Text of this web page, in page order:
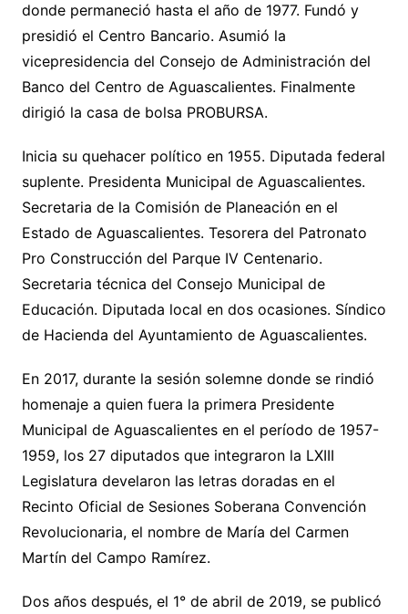
donde permaneció hasta el año de 1977. Fundó y
presidió el Centro Bancario. Asumió la
vicepresidencia del Consejo de Administración del
Banco del Centro de Aguascalientes. Finalmente
dirigió la casa de bolsa PROBURSA.
Inicia su quehacer político en 1955. Diputada federal
suplente. Presidenta Municipal de Aguascalientes.
Secretaria de la Comisión de Planeación en el
Estado de Aguascalientes. Tesorera del Patronato
Pro Construcción del Parque IV Centenario.
Secretaria técnica del Consejo Municipal de
Educación. Diputada local en dos ocasiones. Síndico
de Hacienda del Ayuntamiento de Aguascalientes.
En 2017, durante la sesión solemne donde se rindió
homenaje a quien fuera la primera Presidente
Municipal de Aguascalientes en el período de 1957-
1959, los 27 diputados que integraron la LXIII
Legislatura develaron las letras doradas en el
Recinto Oficial de Sesiones Soberana Convención
Revolucionaria, el nombre de María del Carmen
Martín del Campo Ramírez.
Dos años después, el 1° de abril de 2019, se publicó